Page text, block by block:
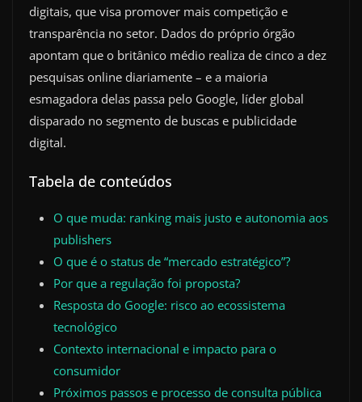
digitais, que visa promover mais competição e
transparência no setor. Dados do próprio órgão
apontam que o britânico médio realiza de cinco a dez
pesquisas online diariamente – e a maioria
esmagadora delas passa pelo Google, líder global
disparado no segmento de buscas e publicidade
digital.
Tabela de conteúdos
O que muda: ranking mais justo e autonomia aos
publishers
O que é o status de “mercado estratégico”?
Por que a regulação foi proposta?
Resposta do Google: risco ao ecossistema
tecnológico
Contexto internacional e impacto para o
consumidor
Próximos passos e processo de consulta pública